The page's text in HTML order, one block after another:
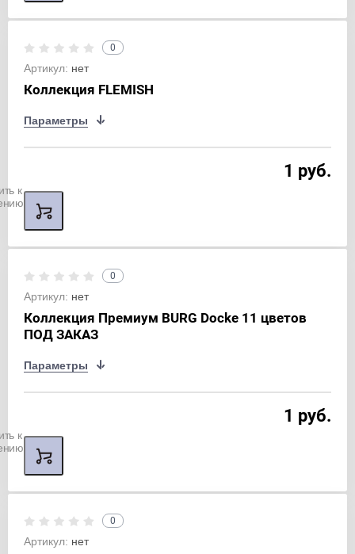
0
Артикул: нет
Коллекция FLEMISH
Параметры
к
1 руб.
0
Артикул: нет
Коллекция Премиум BURG Docke 11 цветов
ПОД ЗАКАЗ
Параметры
к
1 руб.
0
Артикул: нет